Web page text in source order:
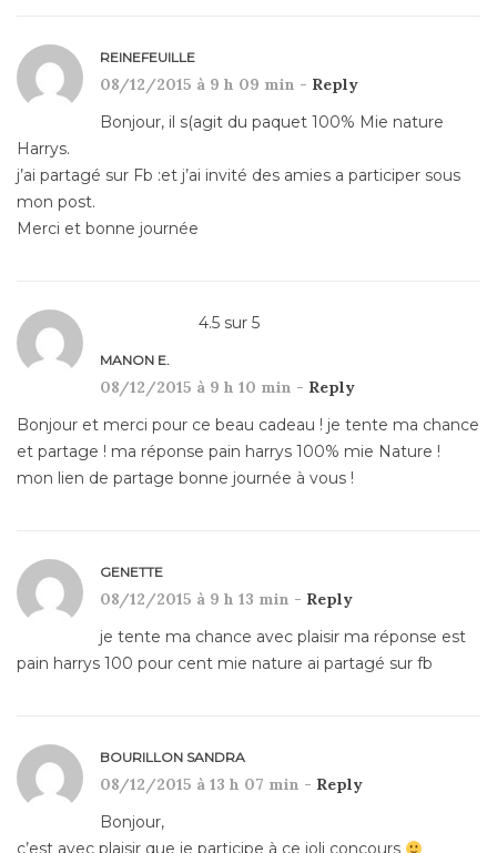
REINEFEUILLE
08/12/2015 à 9 h 09 min - Reply
Bonjour, il s(agit du paquet 100% Mie nature
Harrys.
j’ai partagé sur Fb :et j’ai invité des amies a participer sous
mon post.
Merci et bonne journée
4.5 sur 5
MANON E.
08/12/2015 à 9 h 10 min - Reply
Bonjour et merci pour ce beau cadeau ! je tente ma chance
et partage ! ma réponse pain harrys 100% mie Nature !
mon lien de partage bonne journée à vous !
GENETTE
08/12/2015 à 9 h 13 min - Reply
je tente ma chance avec plaisir ma réponse est
pain harrys 100 pour cent mie nature ai partagé sur fb
BOURILLON SANDRA
08/12/2015 à 13 h 07 min - Reply
Bonjour,
c’est avec plaisir que je participe à ce joli concours